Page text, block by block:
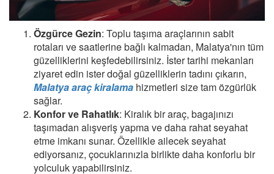
Özgürce Gezin: Toplu taşıma araçlarının sabit
rotaları ve saatlerine bağlı kalmadan, Malatya'nın tüm
güzelliklerini keşfedebilirsiniz. İster tarihi mekanları
ziyaret edin ister doğal güzelliklerin tadını çıkarın,
Malatya araç kiralama hizmetleri size tam özgürlük
sağlar.
Konfor ve Rahatlık: Kiralık bir araç, bagajınızı
taşımadan alışveriş yapma ve daha rahat seyahat
etme imkanı sunar. Özellikle ailecek seyahat
ediyorsanız, çocuklarınızla birlikte daha konforlu bir
yolculuk yapabilirsiniz.